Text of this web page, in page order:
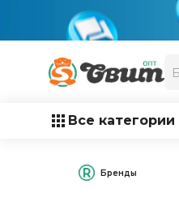
Все категории
Бренды